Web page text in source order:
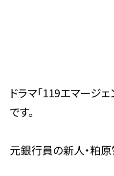
ドラマ「119エマージ
です。
元銀行員の新人・粕原